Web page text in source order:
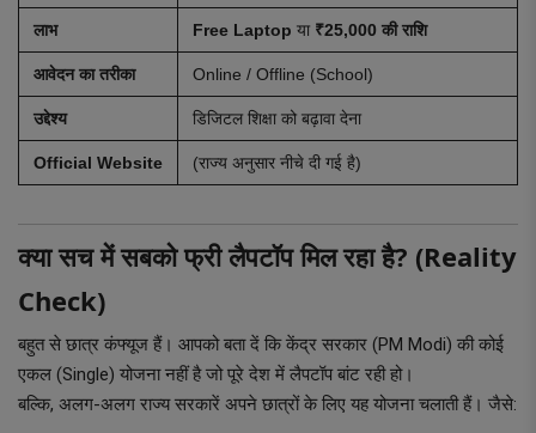
लाभ Free Laptop या ₹25,000 की राशि
आवेदन का तरीका Online / Offline (School)
उद्देश्य डिजिटल शिक्षा को बढ़ावा देना
Official Website (राज्य अनुसार नीचे दी गई है)
क्या सच में सबको फ्री लैपटॉप मिल रहा है? (Reality
Check)
बहुत से छात्र कंफ्यूज हैं। आपको बता दें कि केंद्र सरकार (PM Modi) की कोई
एकल (Single) योजना नहीं है जो पूरे देश में लैपटॉप बांट रही हो।
बल्कि, अलग-अलग राज्य सरकारें अपने छात्रों के लिए यह योजना चलाती हैं। जैसे: